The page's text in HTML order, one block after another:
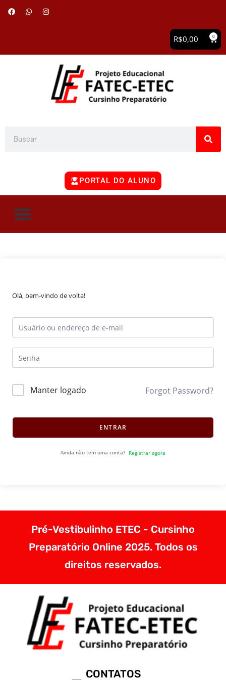
R$0,00 0
PORTAL DO ALUNO
Olá, bem-vindo de volta!
Manter logado Forgot Password?
ENTRAR
Ainda não tem uma conta? Registrar agora
Pré-Vestibulinho ETEC - Cursinho
Preparatório Online 2025. Todos os
direitos reservados.
CONTATOS